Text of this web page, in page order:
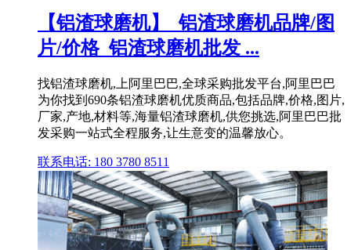
【铝渣球磨机】_铝渣球磨机品牌/图
片/价格_铝渣球磨机批发 ...
找铝渣球磨机,上阿里巴巴,全球采购批发平台,阿里巴巴
为你找到690条铝渣球磨机优质商品,包括品牌,价格,图片,
厂家,产地,材料等,海量铝渣球磨机,供您挑选,阿里巴巴批
发采购一站式全程服务,让生意变的温馨放心。
联系电话: 180 3780 8511